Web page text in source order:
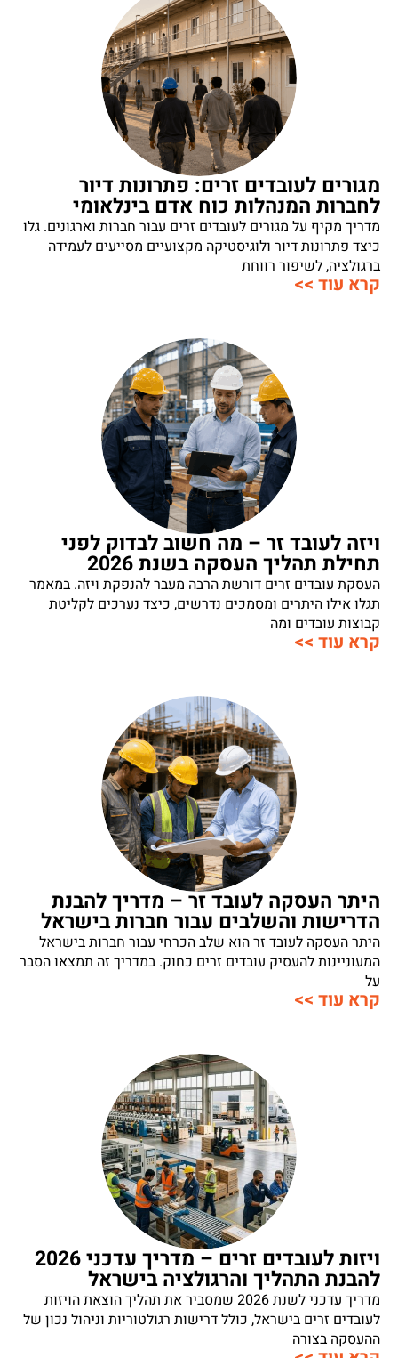
מגורים לעובדים זרים: פתרונות דיור
לחברות המנהלות כוח אדם בינלאומי
מדריך מקיף על מגורים לעובדים זרים עבור חברות וארגונים. גלו
כיצד פתרונות דיור ולוגיסטיקה מקצועיים מסייעים לעמידה
ברגולציה, לשיפור רווחת
קרא עוד >>
ויזה לעובד זר – מה חשוב לבדוק לפני
תחילת תהליך העסקה בשנת 2026
העסקת עובדים זרים דורשת הרבה מעבר להנפקת ויזה. במאמר
תגלו אילו היתרים ומסמכים נדרשים, כיצד נערכים לקליטת
קבוצות עובדים ומה
קרא עוד >>
היתר העסקה לעובד זר – מדריך להבנת
הדרישות והשלבים עבור חברות בישראל
היתר העסקה לעובד זר הוא שלב הכרחי עבור חברות בישראל
המעוניינות להעסיק עובדים זרים כחוק. במדריך זה תמצאו הסבר
על
קרא עוד >>
ויזות לעובדים זרים – מדריך עדכני 2026
להבנת התהליך והרגולציה בישראל
מדריך עדכני לשנת 2026 שמסביר את תהליך הוצאת הויזות
לעובדים זרים בישראל, כולל דרישות רגולטוריות וניהול נכון של
ההעסקה בצורה